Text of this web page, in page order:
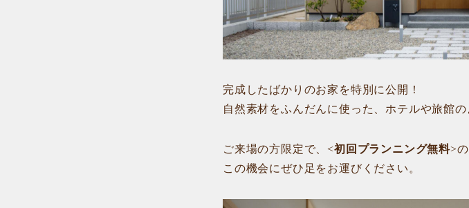
完成したばかりのお家を特別に公開！
自然素材をふんだんに使った、ホテルや旅館
ご来場の方限定で、<初回プランニング無料>
この機会にぜひ足をお運びください。